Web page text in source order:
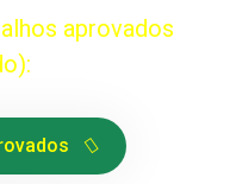
aprovados